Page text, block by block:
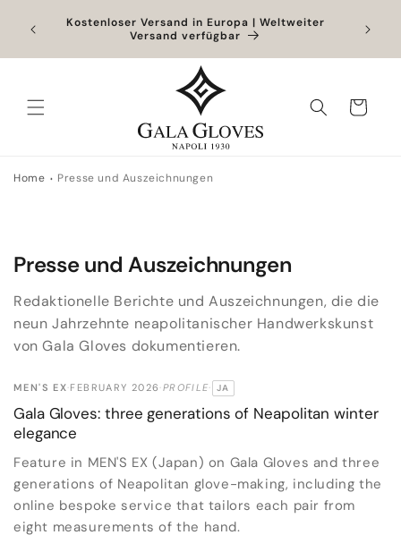
zum
Inhalt
Outlet bis zu -40% + zusätzliche 10% bei
Hinzufügen eines Produkts zum vollen Preis
Warenkorb
Home Presse und Auszeichnungen
Presse und Auszeichnungen
Redaktionelle Berichte und Auszeichnungen, die die
neun Jahrzehnte neapolitanischer Handwerkskunst
von Gala Gloves dokumentieren.
MEN'S EX·FEBRUARY 2026 ·PROFILE· ORIGINALSPRACHE:
JA
Gala Gloves: three generations of Neapolitan winter
elegance
Feature in MEN'S EX (Japan) on Gala Gloves and three
generations of Neapolitan glove-making, including the
online bespoke service that tailors each pair from
eight measurements of the hand.